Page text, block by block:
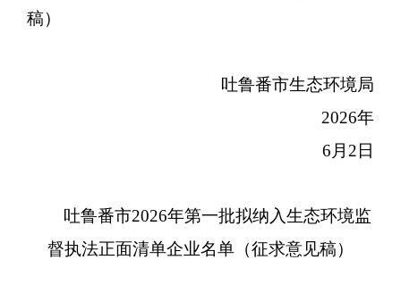
稿）
吐鲁番市生态环境局
2026年
6 月 2日
吐鲁番市2026年第一批拟纳入生态环境监
督执法正面清单企业名单 （征求意见稿）